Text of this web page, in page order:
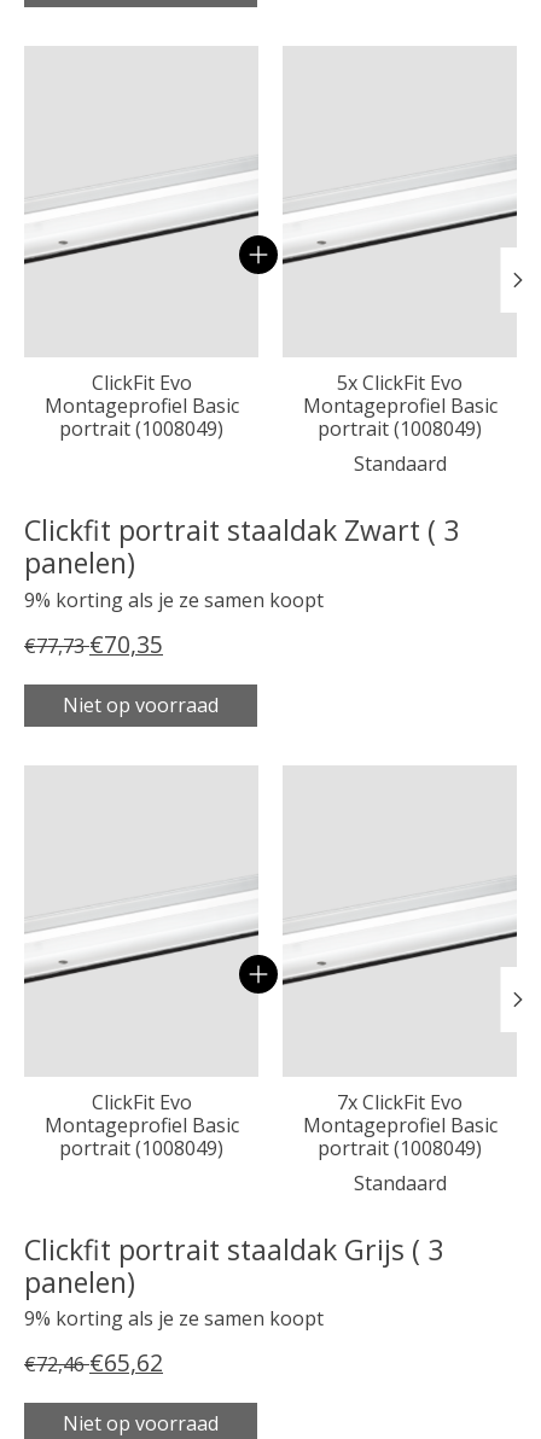
ClickFit Evo
Montageprofiel Basic
portrait (1008049)
5x ClickFit Evo
Montageprofiel Basic
portrait (1008049)
Standaard
Clickfit portrait staaldak Zwart ( 3
panelen)
9% korting als je ze samen koopt
€77,73€70,35
Niet op voorraad
ClickFit Evo
Montageprofiel Basic
portrait (1008049)
7x ClickFit Evo
Montageprofiel Basic
portrait (1008049)
Standaard
Clickfit portrait staaldak Grijs ( 3
panelen)
9% korting als je ze samen koopt
€72,46€65,62
Niet op voorraad